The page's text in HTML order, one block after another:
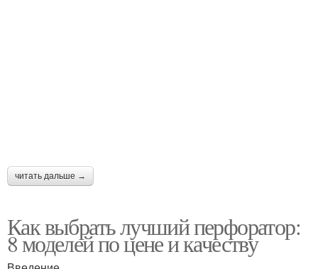
читать дальше →
Как выбрать лучший перфоратор:
8 моделей по цене и качеству